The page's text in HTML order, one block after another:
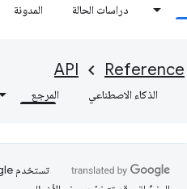
دراسات الحالة المدونة
Reference
API
الذكاء الاصطناعي المرجع